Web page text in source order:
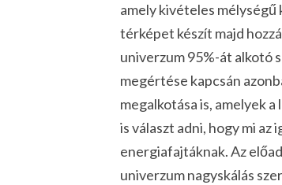
amely kivételes
térképet készít majd
univerzum 95%-át alkotó
megértése kapcsán
megalkotása is, amelyek
is választ adni, hogy mi az
energiafajtáknak. Az
univerzum nagyskálás